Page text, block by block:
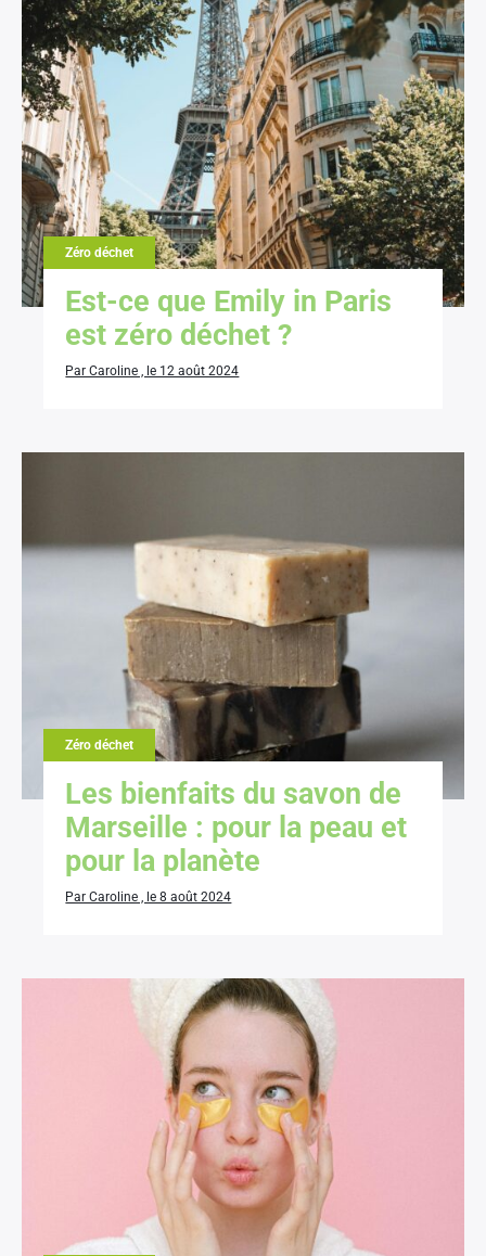
Zéro déchet
Est-ce que Emily in Paris
est zéro déchet ?
Par Caroline , le 12 août 2024
Zéro déchet
Les bienfaits du savon de
Marseille : pour la peau et
pour la planète
Par Caroline , le 8 août 2024